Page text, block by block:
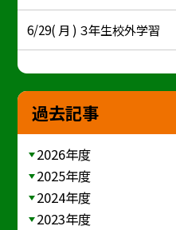
6/29( 月 ) ３年生校外学習
過去記事
2026年度
2025年度
2024年度
2023年度